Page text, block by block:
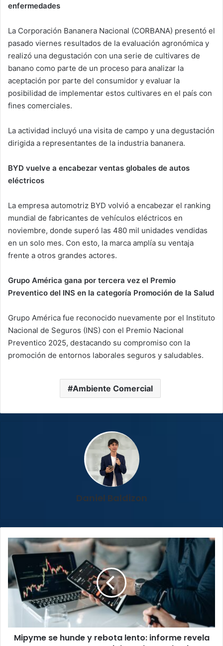
enfermedades
La Corporación Bananera Nacional (CORBANA) presentó el
pasado viernes resultados de la evaluación agronómica y
realizó una degustación con una serie de cultivares de
banano como parte de un proceso para analizar la
aceptación por parte del consumidor y evaluar la
posibilidad de implementar estos cultivares en el país con
fines comerciales.
La actividad incluyó una visita de campo y una degustación
dirigida a representantes de la industria bananera.
BYD vuelve a encabezar ventas globales de autos
eléctricos
La empresa automotriz BYD volvió a encabezar el ranking
mundial de fabricantes de vehículos eléctricos en
noviembre, donde superó las 480 mil unidades vendidas
en un solo mes. Con esto, la marca amplía su ventaja
frente a otros grandes actores.
Grupo América gana por tercera vez el Premio
Preventico del INS en la categoría Promoción de la Salud
Grupo América fue reconocido nuevamente por el Instituto
Nacional de Seguros (INS) con el Premio Nacional
Preventico 2025, destacando su compromiso con la
promoción de entornos laborales seguros y saludables.
Ambiente Comercial
Daniel Baldizon
Mipyme
se
hunde
y
rebota
lento:
informe
retroceso
empresarial
Mipyme se hunde y rebota lento: informe revela